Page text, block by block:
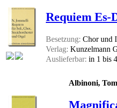
Requiem
Besetzung: Chor und
Verlag: Kunzelmann
Auslieferbar: in 1 bis
Albinoni,